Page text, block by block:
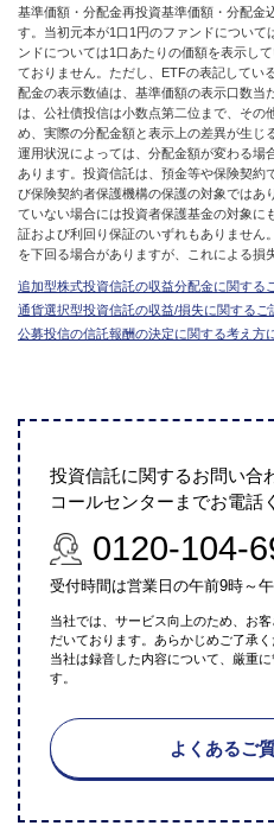
基準価額・分配金再投資基準価額・分配金
す。当初元本が1口1円のファンドについ
ンドについては1口あたりの価額を表示し
ておりません。ただし、ETFの表記してい
配金の表示数値は、基準価額の表示口数当
は、公社債投信は小数点第二位まで、その
め、実際の分配金額と表示上の差異が生じ
運用状況によっては、分配金額が変わる場
あります。投資信託は、預金等や保険契約
び保険契約者保護機構の保護の対象ではあ
ていない場合には投資者保護基金の対象に
証および利回り保証のいずれもありません
を下回る場合がありますが、これによる損
追加型株式投資信託の収益分配金に関する
通貨選択型投資信託の収益/損失に関するご
公募投信の信託報酬の決定に関する考え方
投資信託に関するお問い合
コールセンターまでお電話
0120-104-
受付時間は営業日の午前9時～
当社では、サービス向上のため、お
だいております。あらかじめご了承く
当社は録音した内容について、厳重
す。
よくあるご